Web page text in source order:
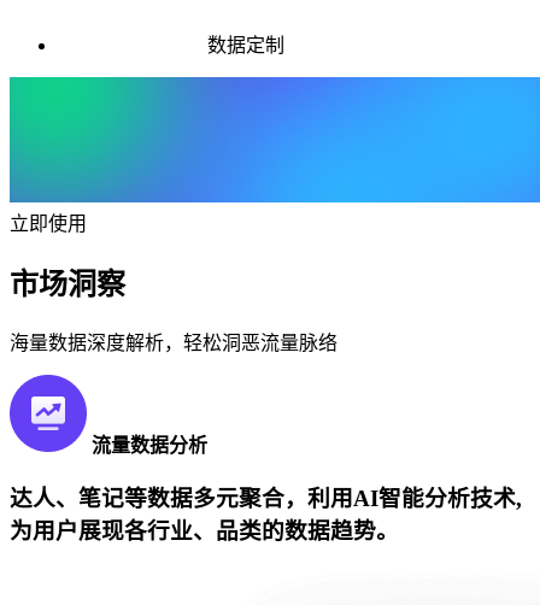
数据定制
立即使用
市场洞察
海量数据深度解析，轻松洞恶流量脉络
流量数据分析
达人、笔记等数据多元聚合，利用AI智能分析技术,
为用户展现各行业、品类的数据趋势。